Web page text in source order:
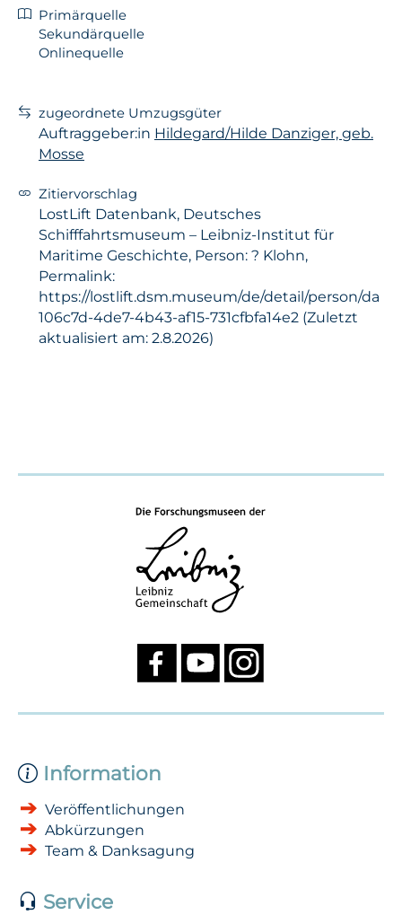
Primärquelle
Sekundärquelle
Onlinequelle
zugeordnete Umzugsgüter
Auftraggeber:in Hildegard/Hilde Danziger, geb.
Mosse
Zitiervorschlag
LostLift Datenbank, Deutsches
Schifffahrtsmuseum – Leibniz-Institut für
Maritime Geschichte, Person: ? Klohn,
Permalink:
https://lostlift.dsm.museum/de/detail/person/da
106c7d-4de7-4b43-af15-731cfbfa14e2 (Zuletzt
aktualisiert am: 2.8.2026)
Information
Veröffentlichungen
Abkürzungen
Team & Danksagung
Service